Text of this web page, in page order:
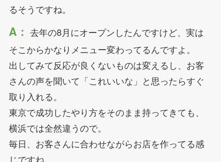
るそうですね。
A： 去年の8月にオープンしたんですけど、実は
そこからかなりメニュー変わってるんですよ。
出してみて反応が良くないものは変えるし、お客
さんの声を聞いて「これいいな」と思ったらすぐ
取り入れる。
東京で成功したやり方をそのまま持ってきても、
横浜では全然違うので。
毎日、お客さんに合わせながらお店を作ってる感
じですね。